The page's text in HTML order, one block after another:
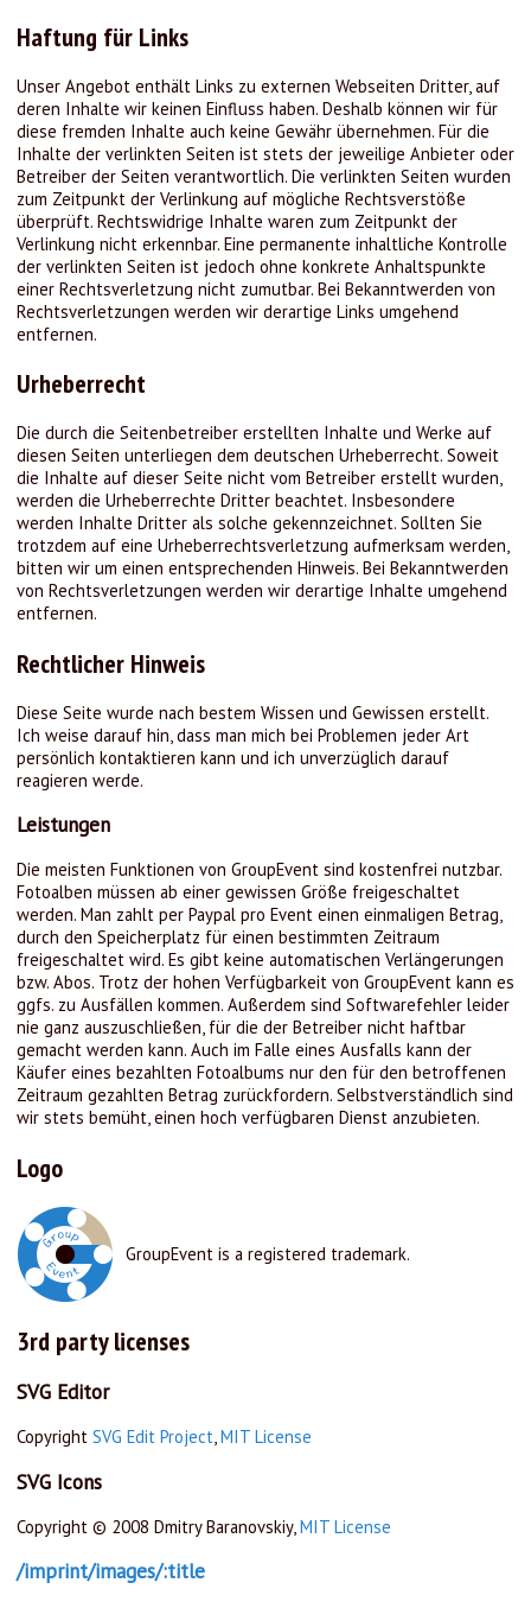
Haftung für Links
Unser Angebot enthält Links zu externen Webseiten Dritter, auf
deren Inhalte wir keinen Einfluss haben. Deshalb können wir für
diese fremden Inhalte auch keine Gewähr übernehmen. Für die
Inhalte der verlinkten Seiten ist stets der jeweilige Anbieter oder
Betreiber der Seiten verantwortlich. Die verlinkten Seiten wurden
zum Zeitpunkt der Verlinkung auf mögliche Rechtsverstöße
überprüft. Rechtswidrige Inhalte waren zum Zeitpunkt der
Verlinkung nicht erkennbar. Eine permanente inhaltliche Kontrolle
der verlinkten Seiten ist jedoch ohne konkrete Anhaltspunkte
einer Rechtsverletzung nicht zumutbar. Bei Bekanntwerden von
Rechtsverletzungen werden wir derartige Links umgehend
entfernen.
Urheberrecht
Die durch die Seitenbetreiber erstellten Inhalte und Werke auf
diesen Seiten unterliegen dem deutschen Urheberrecht. Soweit
die Inhalte auf dieser Seite nicht vom Betreiber erstellt wurden,
werden die Urheberrechte Dritter beachtet. Insbesondere
werden Inhalte Dritter als solche gekennzeichnet. Sollten Sie
trotzdem auf eine Urheberrechtsverletzung aufmerksam werden,
bitten wir um einen entsprechenden Hinweis. Bei Bekanntwerden
von Rechtsverletzungen werden wir derartige Inhalte umgehend
entfernen.
Rechtlicher Hinweis
Diese Seite wurde nach bestem Wissen und Gewissen erstellt.
Ich weise darauf hin, dass man mich bei Problemen jeder Art
persönlich kontaktieren kann und ich unverzüglich darauf
reagieren werde.
Leistungen
Die meisten Funktionen von GroupEvent sind kostenfrei nutzbar.
Fotoalben müssen ab einer gewissen Größe freigeschaltet
werden. Man zahlt per Paypal pro Event einen einmaligen Betrag,
durch den Speicherplatz für einen bestimmten Zeitraum
freigeschaltet wird. Es gibt keine automatischen Verlängerungen
bzw. Abos. Trotz der hohen Verfügbarkeit von GroupEvent kann es
ggfs. zu Ausfällen kommen. Außerdem sind Softwarefehler leider
nie ganz auszuschließen, für die der Betreiber nicht haftbar
gemacht werden kann. Auch im Falle eines Ausfalls kann der
Käufer eines bezahlten Fotoalbums nur den für den betroffenen
Zeitraum gezahlten Betrag zurückfordern. Selbstverständlich sind
wir stets bemüht, einen hoch verfügbaren Dienst anzubieten.
Logo
GroupEvent is a registered trademark.
3rd party licenses
SVG Editor
Copyright SVG Edit Project,MIT License
SVG Icons
Copyright © 2008 Dmitry Baranovskiy, MIT License
/imprint/images/:title